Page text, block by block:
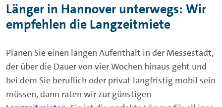
Länger in Hannover unterwegs: Wir
empfehlen die Langzeitmiete
Planen Sie einen langen Aufenthalt in der Messestadt,
der über die Dauer von vier Wochen hinaus geht und
bei dem Sie beruflich oder privat langfristig mobil sein
müssen, dann raten wir zur günstigen